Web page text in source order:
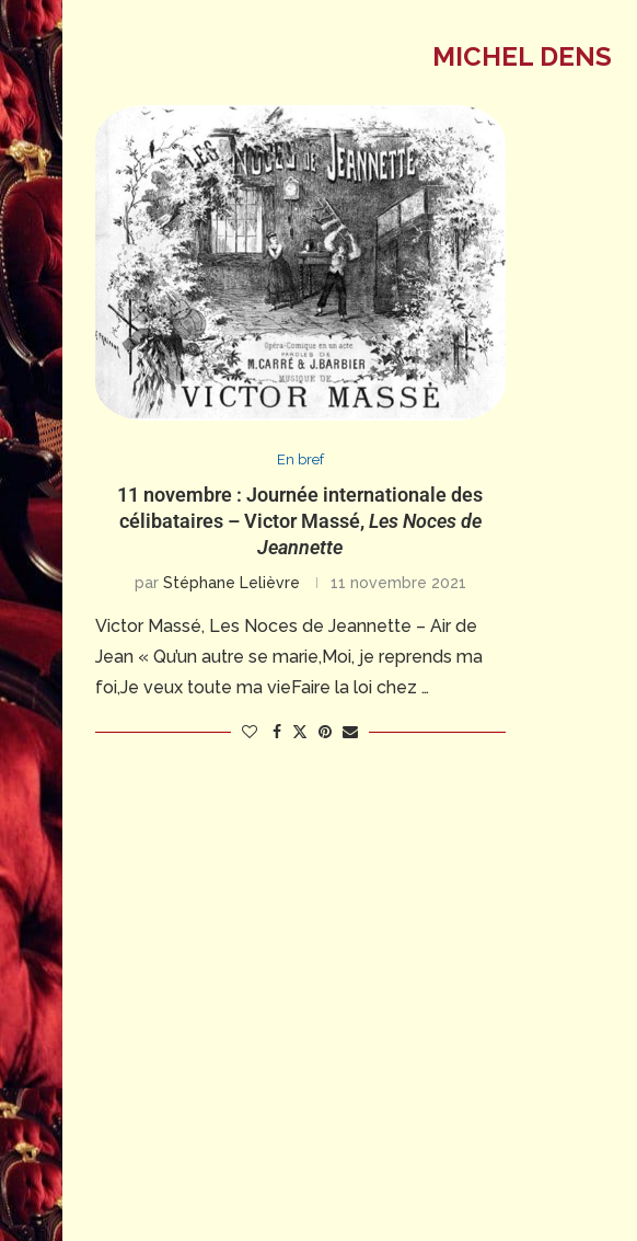
MICHEL DENS
En bref
11 novembre : Journée internationale des
célibataires – Victor Massé,Les Noces de
Jeannette
par Stéphane Lelièvre 11 novembre 2021
Victor Massé, Les Noces de Jeannette – Air de
Jean « Qu’un autre se marie,Moi, je reprends ma
foi,Je veux toute ma vieFaire la loi chez …